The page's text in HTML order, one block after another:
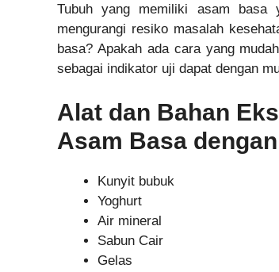
Tubuh yang memiliki asam basa
mengurangi resiko masalah
basa? Apakah ada cara yang
sebagai indikator uji dapat dengan
Alat dan Bahan
Asam Basa
Kunyit bubuk
Yoghurt
Air mineral
Sabun Cair
Gelas